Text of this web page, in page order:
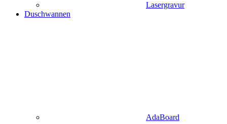
Lasergravur
Duschwannen
AdaBoard